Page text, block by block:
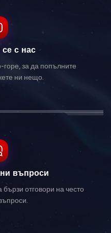
с нас
горе, за да попълните
ни нещо.
въпроси
отговори на често